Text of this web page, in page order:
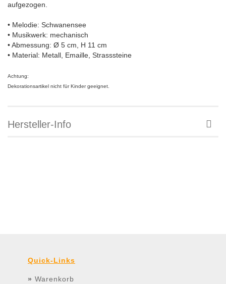
aufgezogen.
• Melodie: Schwanensee
• Musikwerk: mechanisch
• Abmessung: Ø 5 cm, H 11 cm
• Material: Metall, Emaille, Strasssteine
Achtung:
Dekorationsartikel nicht für Kinder geeignet.
Hersteller-Info
Quick-Links
» Warenkorb